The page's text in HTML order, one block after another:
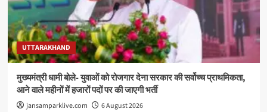
UTTARAKHAND
मुख्यमंत्री धामी बोले- युवाओं को रोजगार देना सरकार की सर्वोच्च प्राथमिकता,
आने वाले महीनों में हजारों पदों पर की जाएगी भर्ती
jansamparklive.com 6 August 2026